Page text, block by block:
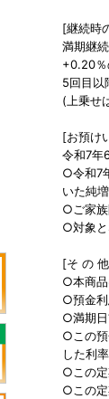
[継続時
満期継
+0.20％
5回目以
(上乗せ
[お預け
令和7年
○令和7
いた純
○ご家族
○対象と
[そ の
○本商品
○預金利
○満期日
○この預
した利
○この定
○この定